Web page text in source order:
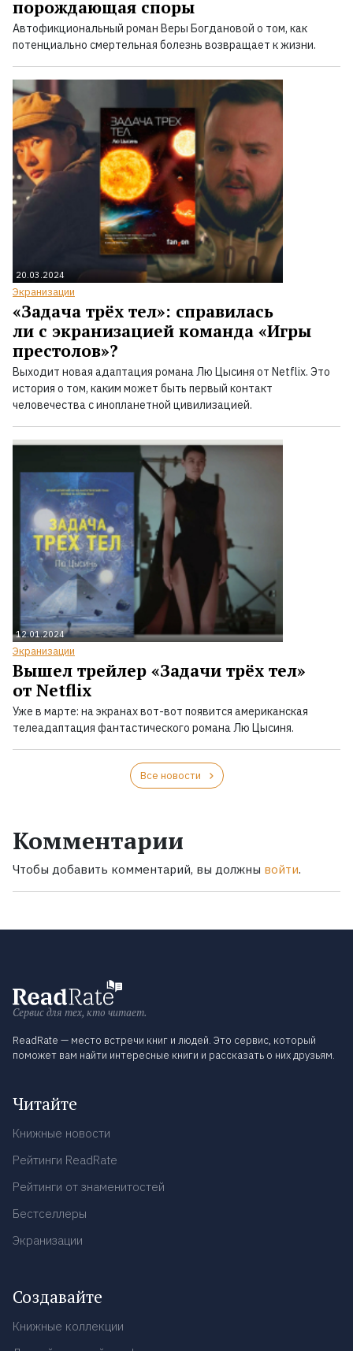
порождающая споры
Автофикциональный роман Веры Богдановой о том, как
потенциально смертельная болезнь возвращает к жизни.
20.03.2024
Экранизации
«Задача трёх тел»: справилась
ли с экранизацией команда «Игры
престолов»?
Выходит новая адаптация романа Лю Цысиня от Netflix. Это
история о том, каким может быть первый контакт
человечества с инопланетной цивилизацией.
12.01.2024
Экранизации
Вышел трейлер «Задачи трёх тел»
от Netflix
Уже в марте: на экранах вот-вот появится американская
телеадаптация фантастического романа Лю Цысиня.
Все новости
Комментарии
Чтобы добавить комментарий, вы должны войти.
Сервис для тех, кто читает.
ReadRate — место встречи книг и людей. Это сервис, который
поможет вам найти интересные книги и рассказать о них друзьям.
Читайте
Книжные новости
Рейтинги ReadRate
Рейтинги от знаменитостей
Бестселлеры
Экранизации
Создавайте
Книжные коллекции